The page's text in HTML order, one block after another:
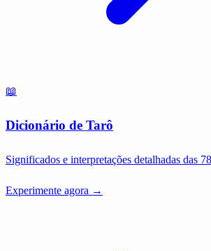
📖
Dicionário de Tarô
Significados e interpretações detalhadas das
Experimente agora →